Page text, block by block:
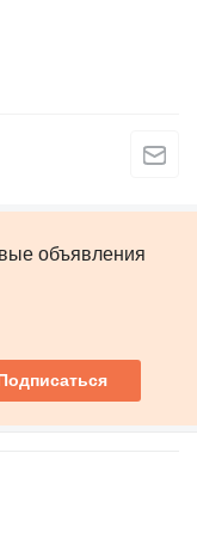
объявления